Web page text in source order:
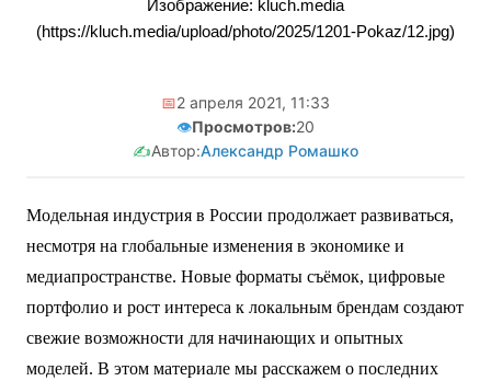
Изображение: kluch.media
(https://kluch.media/upload/photo/2025/1201-Pokaz/12.jpg)
📅2 апреля 2021, 11:33
👁️Просмотров:20
✍️Автор:Александр Ромашко
Модельная индустрия в России продолжает развиваться,
несмотря на глобальные изменения в экономике и
медиапространстве. Новые форматы съёмок, цифровые
портфолио и рост интереса к локальным брендам создают
свежие возможности для начинающих и опытных
моделей. В этом материале мы расскажем о последних